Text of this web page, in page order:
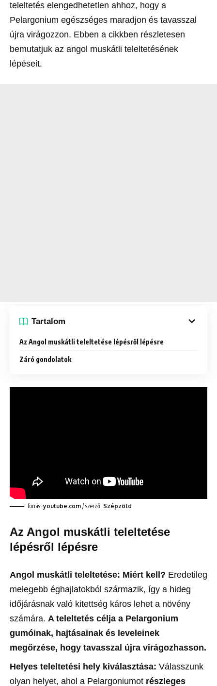
teleltetés elengedhetetlen ahhoz, hogy a
Pelargonium egészséges maradjon és tavasszal
újra virágozzon. Ebben a cikkben részletesen
bemutatjuk az angol muskátli teleltetésének
lépéseit.
Tartalom
Az Angol muskátli teleltetése lépésről lépésre
Záró gondolatok
forrás:youtube.com / szerző: Szépzöld
Az Angol muskátli teleltetése
lépésről lépésre
Angol muskátli teleltetése: Miért kell? Eredetileg
melegebb éghajlatokból származik, így a hideg
időjárásnak való kitettség káros lehet a növény
számára. A teleltetés célja a Pelargonium
gumóinak, hajtásainak és leveleinek
megőrzése, hogy tavasszal újra virágozhasson.
Helyes teleltetési hely kiválasztása: Válasszunk
olyan helyet, ahol a Pelargoniumot részleges